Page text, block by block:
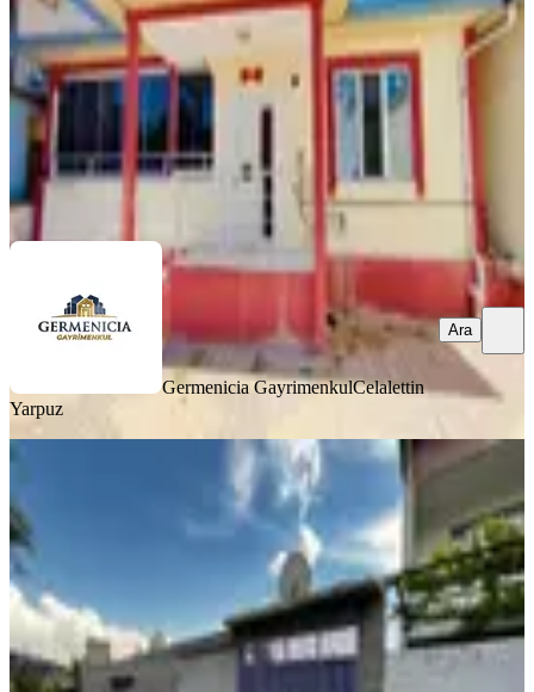
2+1·135 m²·01.08.2026
4.250.000 ₺
Germenicia GayrimenkulCelalettin Yarpuz
Ara
Germenicia GayrimenkulCelalettin
Yarpuz
Ara
BALKONLU
Yeni Rota'dan Yavuz Selim Mh.
Satılık Tek Katlı Müstakil Ev
Dulkadiroğlu, Yavuz Selim Mahallesi
31.07.2026
3.700.000 ₺